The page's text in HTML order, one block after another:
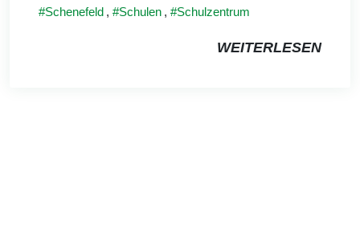
Schenefeld , Schulen , Schulzentrum
WEITERLESEN